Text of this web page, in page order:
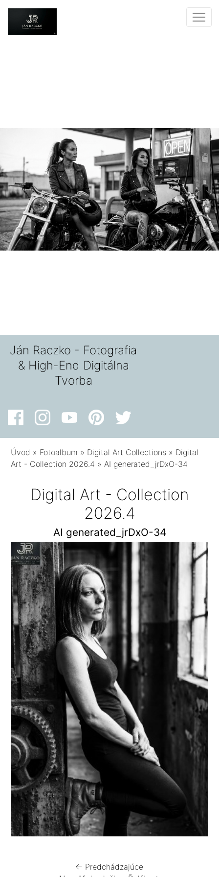
Ján Raczko - Fotografia
& High-End Digitálna
Tvorba
Úvod » Fotoalbum » Digital Art Collections » Digital
Art - Collection 2026.4 »AI generated_jrDxO-34
Digital Art - Collection
2026.4
AI generated_jrDxO-34
← Predchádzajúce